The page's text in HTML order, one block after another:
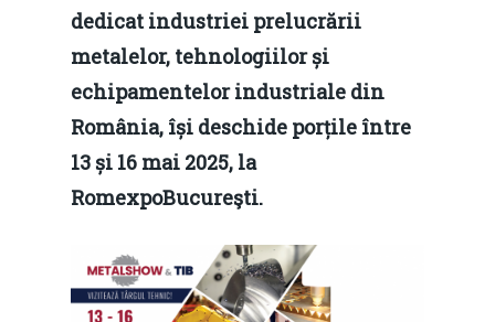
dedicat industriei prelucrării
metalelor, tehnologiilor și
echipamentelor industriale din
România, își deschide porțile între
13 și 16 mai 2025, la
RomexpoBucureşti.